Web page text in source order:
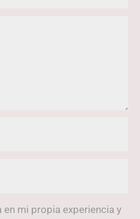
en mi propia experiencia y